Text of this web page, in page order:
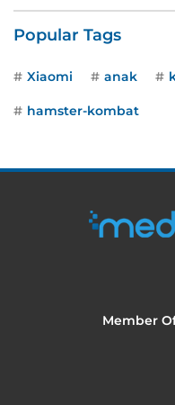
Popular Tags
Xiaomi anak
hamster-kombat
Member